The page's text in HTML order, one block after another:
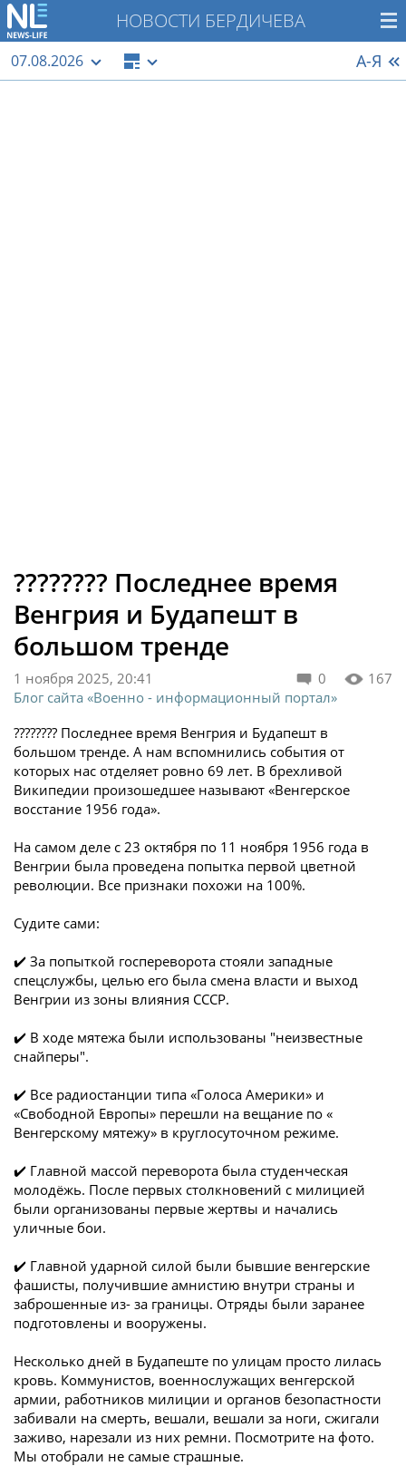
НОВОСТИ БЕРДИЧЕВА
07.08.2026 А-Я
‍???????? Последнее время
Венгрия и Будапешт в
большом тренде
0 167
1 ноября 2025, 20:41
Блог сайта «Военно - информационный портал»
???????? Последнее время Венгрия и Будапешт в
большом тренде. А нам вспомнились события от
которых нас отделяет ровно 69 лет. В брехливой
Википедии произошедшее называют «Венгерское
восстание 1956 года».
На самом деле с 23 октября по 11 ноября 1956 года в
Венгрии была проведена попытка первой цветной
революции. Все признаки похожи на 100%.
Судите сами:
✔️ За попыткой госпереворота стояли западные
спецслужбы, целью его была смена власти и выход
Венгрии из зоны влияния СССР.
✔️ В ходе мятежа были использованы "неизвестные
снайперы".
✔️ Все радиостанции типа «Голоса Америки» и
«Свободной Европы» перешли на вещание по «
Венгерскому мятежу» в круглосуточном режиме.
✔️ Главной массой переворота была студенческая
молодёжь. После первых столкновений с милицией
были организованы первые жертвы и начались
уличные бои.
✔️ Главной ударной силой были бывшие венгерские
фашисты, получившие амнистию внутри страны и
заброшенные из- за границы. Отряды были заранее
подготовлены и вооружены.
Несколько дней в Будапеште по улицам просто лилась
кровь. Коммунистов, военнослужащих венгерской
армии, работников милиции и органов безопастности
забивали на смерть, вешали, вешали за ноги, сжигали
заживо, нарезали из них ремни. Посмотрите на фото.
Мы отобрали не самые страшные.